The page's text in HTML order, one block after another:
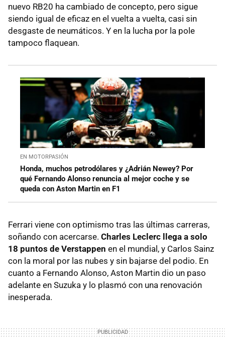
nuevo RB20 ha cambiado de concepto, pero sigue
siendo igual de eficaz en el vuelta a vuelta, casi sin
desgaste de neumáticos. Y en la lucha por la pole
tampoco flaquean.
EN MOTORPASIÓN
Honda, muchos petrodólares y ¿Adrián Newey? Por
qué Fernando Alonso renuncia al mejor coche y se
queda con Aston Martin en F1
Ferrari viene con optimismo tras las últimas carreras,
soñando con acercarse. Charles Leclerc llega a solo
18 puntos de Verstappen en el mundial, y Carlos Sainz
con la moral por las nubes y sin bajarse del podio. En
cuanto a Fernando Alonso, Aston Martin dio un paso
adelante en Suzuka y lo plasmó con una renovación
inesperada.